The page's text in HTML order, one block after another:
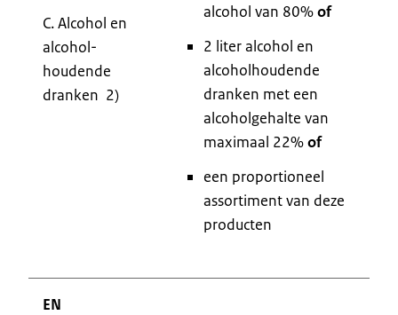
C. Alcohol en
alcohol-
houdende
dranken 2)
alcohol van 80%of
2 liter alcohol en
alcoholhoudende
dranken met een
alcoholgehalte van
maximaal 22%of
een proportioneel
assortiment van deze
producten
EN